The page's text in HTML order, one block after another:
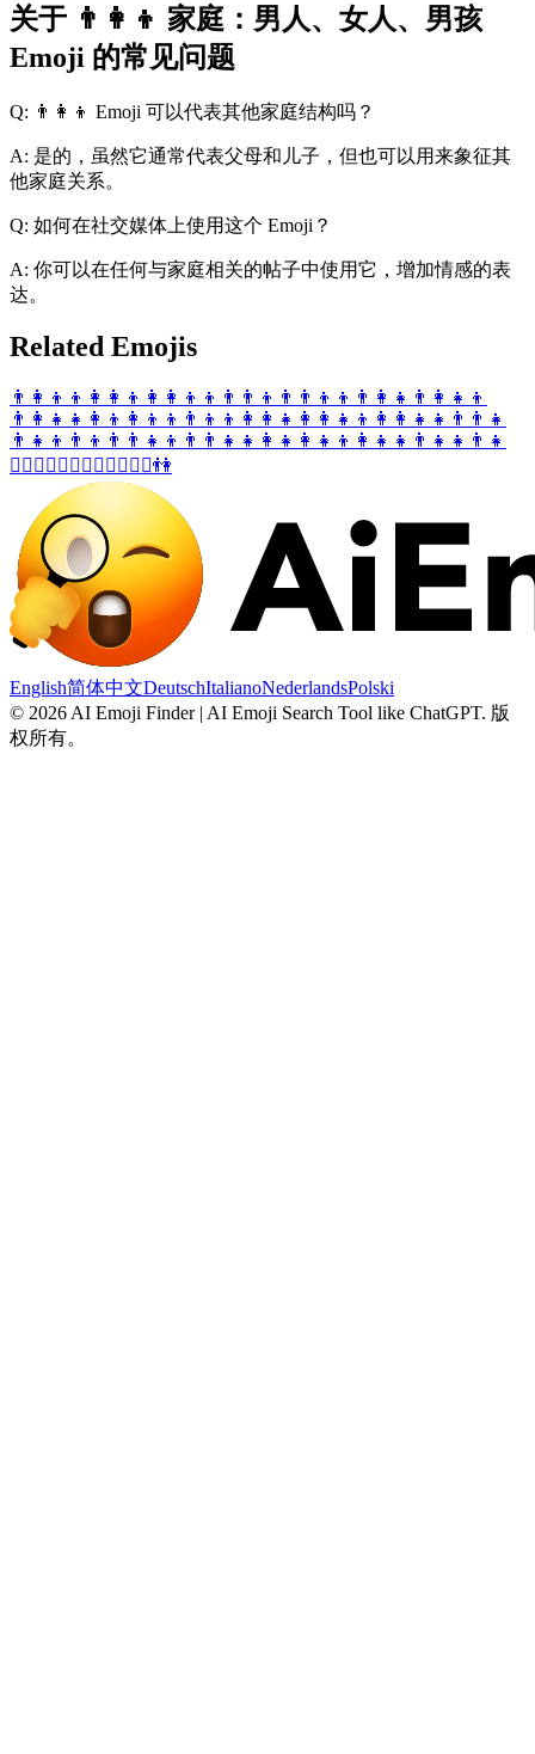
关于 👨‍👩‍👦 家庭：男人、女人、男孩
Emoji 的常见问题
Q: 👨‍👩‍👦 Emoji 可以代表其他家庭结构吗？
A: 是的，虽然它通常代表父母和儿子，但也可以用来象征其
他家庭关系。
Q: 如何在社交媒体上使用这个 Emoji？
A: 你可以在任何与家庭相关的帖子中使用它，增加情感的表
达。
Related Emojis
👨‍👩‍👦‍👦 👩‍👩‍👦 👩‍👩‍👦‍👦 👨‍👨‍👦 👨‍👨‍👦‍👦 👨‍👩‍👧 👨‍👩‍👧‍👦
👨‍👩‍👧‍👧 👩‍👦 👩‍👦‍👦 👨‍👦‍👦 👩‍👩‍👧 👩‍👩‍👧‍👦 👩‍👩‍👧‍👧 👨‍👨‍👧
👨‍👧‍👦 👨‍👦 👨‍👨‍👧‍👦 👨‍👨‍👧‍👧 👩‍👧 👩‍👧‍👦 👩‍👧‍👧 👨‍👧‍👧 👨‍👧
👨‍❤️‍💋‍👨 👩‍❤️‍💋‍👩 👩‍❤️‍💋‍👨👫
English简体中文DeutschItalianoNederlandsPolski
© 2026 AI Emoji Finder | AI Emoji Search Tool like ChatGPT. 版
权所有。